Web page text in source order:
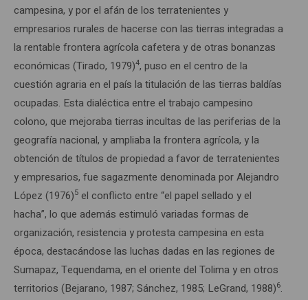
campesina, y por el afán de los terratenientes y
empresarios rurales de hacerse con las tierras integradas a
la rentable frontera agrícola cafetera y de otras bonanzas
económicas (Tirado, 1979)4, puso en el centro de la
cuestión agraria en el país la titulación de las tierras baldías
ocupadas. Esta dialéctica entre el trabajo campesino
colono, que mejoraba tierras incultas de las periferias de la
geografía nacional, y ampliaba la frontera agrícola, y la
obtención de títulos de propiedad a favor de terratenientes
y empresarios, fue sagazmente denominada por Alejandro
López (1976)5 el conflicto entre “el papel sellado y el
hacha”, lo que además estimuló variadas formas de
organización, resistencia y protesta campesina en esta
época, destacándose las luchas dadas en las regiones de
Sumapaz, Tequendama, en el oriente del Tolima y en otros
territorios (Bejarano, 1987; Sánchez, 1985; LeGrand, 1988)6.